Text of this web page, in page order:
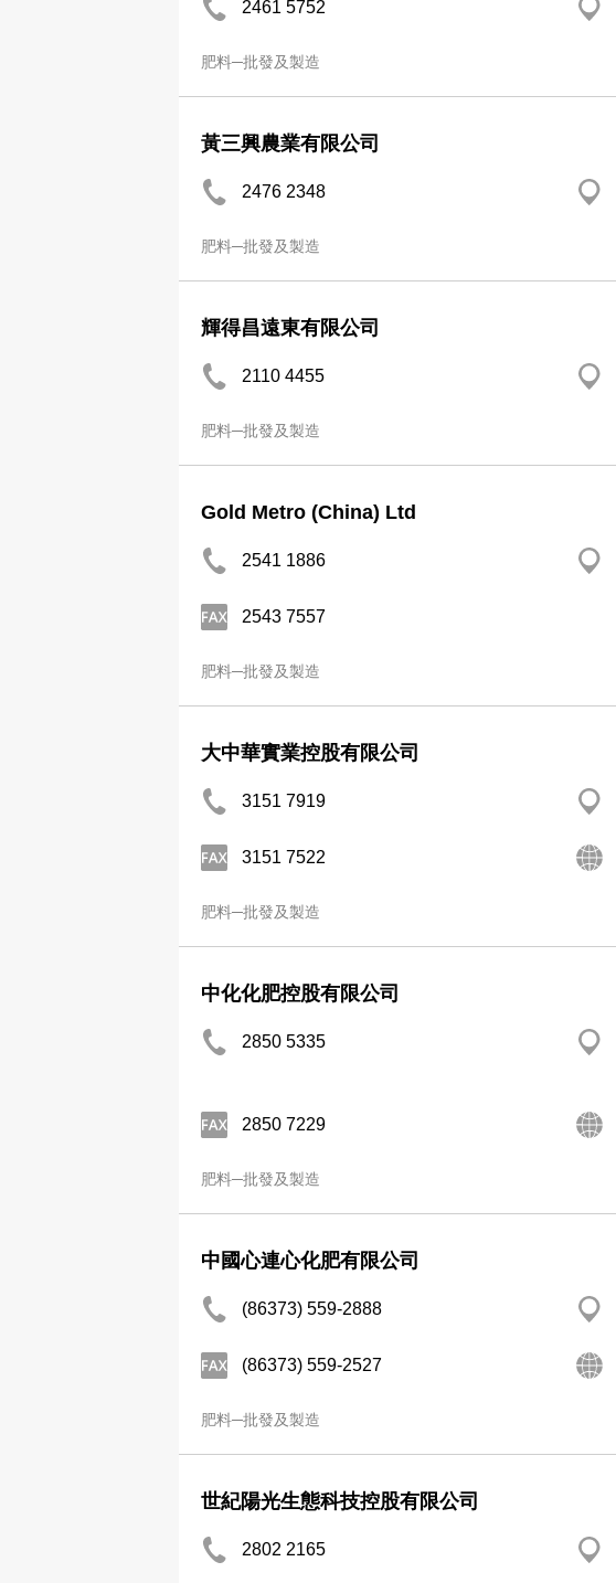
2461 5752
肥料─批發及製造
黃三興農業有限公司
2476 2348
肥料─批發及製造
輝得昌遠東有限公司
2110 4455
肥料─批發及製造
Gold Metro (China) Ltd
2541 1886
2543 7557
肥料─批發及製造
大中華實業控股有限公司
3151 7919
3151 7522
肥料─批發及製造
中化化肥控股有限公司
2850 5335
2850 7229
肥料─批發及製造
中國心連心化肥有限公司
(86373) 559-2888
(86373) 559-2527
肥料─批發及製造
世紀陽光生態科技控股有限公司
2802 2165